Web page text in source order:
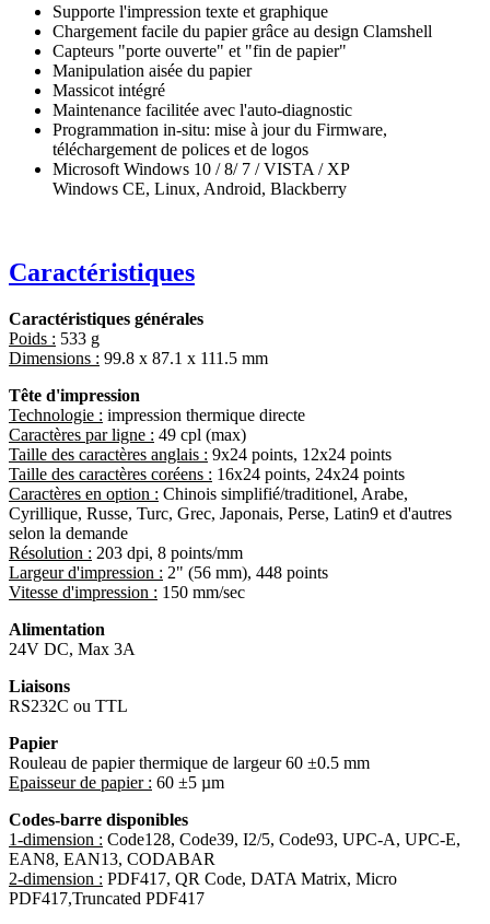
Supporte l'impression texte et graphique
Chargement facile du papier grâce au design Clamshell
Capteurs "porte ouverte" et "fin de papier"
Manipulation aisée du papier
Massicot intégré
Maintenance facilitée avec l'auto-diagnostic
Programmation in-situ: mise à jour du Firmware,
téléchargement de polices et de logos
Microsoft Windows 10 / 8/ 7 / VISTA / XP
Windows CE, Linux, Android, Blackberry
Caractéristiques
Caractéristiques générales
Poids : 533 g
Dimensions : 99.8 x 87.1 x 111.5 mm
Tête d'impression
Technologie : impression thermique directe
Caractères par ligne : 49 cpl (max)
Taille des caractères anglais : 9x24 points, 12x24 points
Taille des caractères coréens : 16x24 points, 24x24 points
Caractères en option : Chinois simplifié/traditionel, Arabe,
Cyrillique, Russe, Turc, Grec, Japonais, Perse, Latin9 et d'autres
selon la demande
Résolution : 203 dpi, 8 points/mm
Largeur d'impression : 2" (56 mm), 448 points
Vitesse d'impression : 150 mm/sec
Alimentation
24V DC, Max 3A
Liaisons
RS232C ou TTL
Papier
Rouleau de papier thermique de largeur 60 ±0.5 mm
Epaisseur de papier : 60 ±5 µm
Codes-barre disponibles
1-dimension : Code128, Code39, I2/5, Code93, UPC-A, UPC-E,
EAN8, EAN13, CODABAR
2-dimension : PDF417, QR Code, DATA Matrix, Micro
PDF417,Truncated PDF417